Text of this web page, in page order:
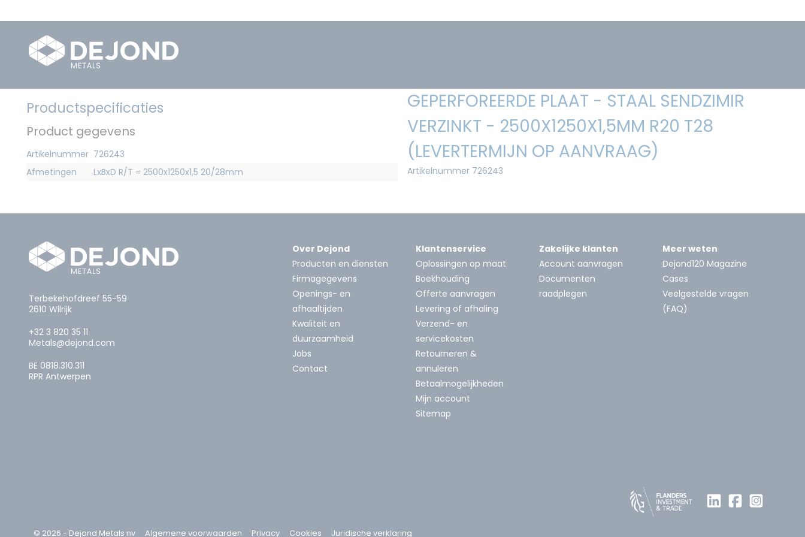
Productspecificaties
Product gegevens
Artikelnummer 726243
Afmetingen
LxBxD R/T = 2500x1250x1,5 20/28mm
GEPERFOREERDE PLAAT - STAAL SENDZIMIR
VERZINKT - 2500X1250X1,5MM R20 T28
(LEVERTERMIJN OP AANVRAAG)
Artikelnummer 726243
Terbekehofdreef 55-59
2610 Wilrijk
+32 3 820 35 11
Metals@dejond.com
BE 0818.310.311
RPR Antwerpen
Over Dejond
Producten en diensten
Firmagegevens
Openings- en
afhaaltijden
Kwaliteit en
duurzaamheid
Jobs
Contact
Klantenservice
Oplossingen op maat
Boekhouding
Offerte aanvragen
Levering of afhaling
Verzend- en
servicekosten
Retourneren &
annuleren
Betaalmogelijkheden
Mijn account
Sitemap
Zakelijke klanten
Account aanvragen
Documenten
raadplegen
Meer weten
Dejond120 Magazine
Cases
Veelgestelde vragen
(FAQ)
© 2026 - Dejond Metals nv Algemene voorwaarden Privacy Cookies Juridische verklaring